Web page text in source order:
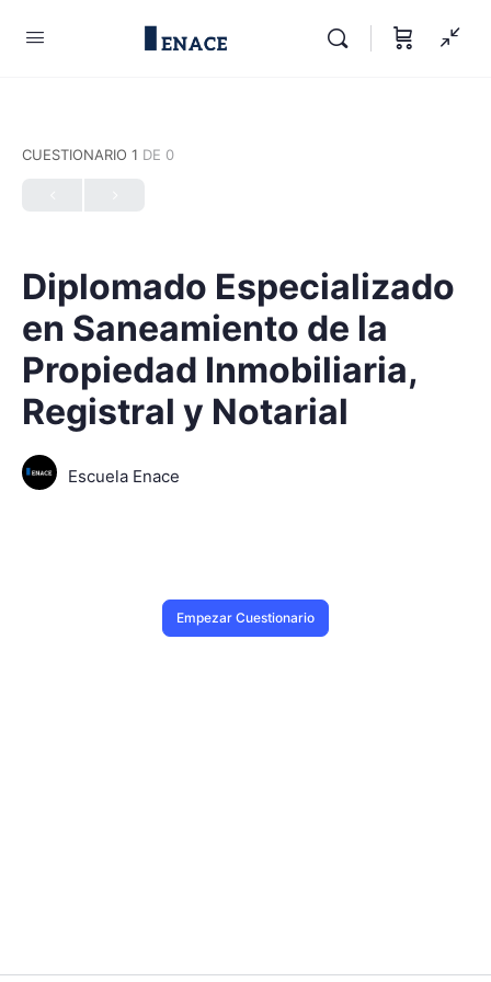
CUESTIONARIO 1 DE 0
Diplomado Especializado
en Saneamiento de la
Propiedad Inmobiliaria,
Registral y Notarial
Escuela Enace